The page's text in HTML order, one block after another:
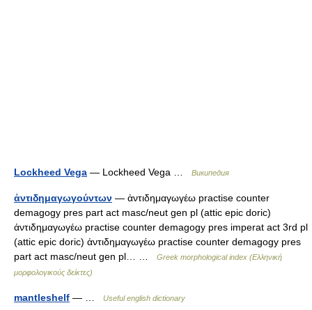
Lockheed Vega — Lockheed Vega … Википедия
ἀντιδημαγωγούντων — ἀντιδημαγωγέω practise counter
demagogy pres part act masc/neut gen pl (attic epic doric)
ἀντιδημαγωγέω practise counter demagogy pres imperat act 3rd pl
(attic epic doric) ἀντιδημαγωγέω practise counter demagogy pres
part act masc/neut gen pl… …
Greek morphological index (Ελληνική
μορφολογικούς δείκτες)
mantleshelf — … Useful english dictionary